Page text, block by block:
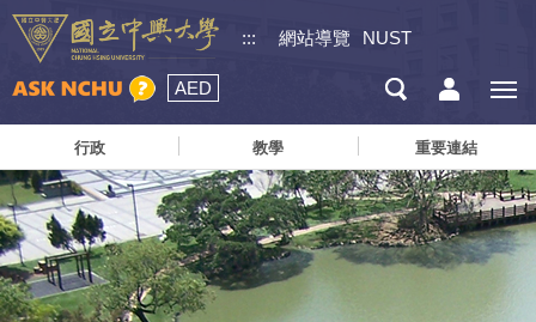
::: 網站導覽 NUST
AED
行政 教學 重要連結